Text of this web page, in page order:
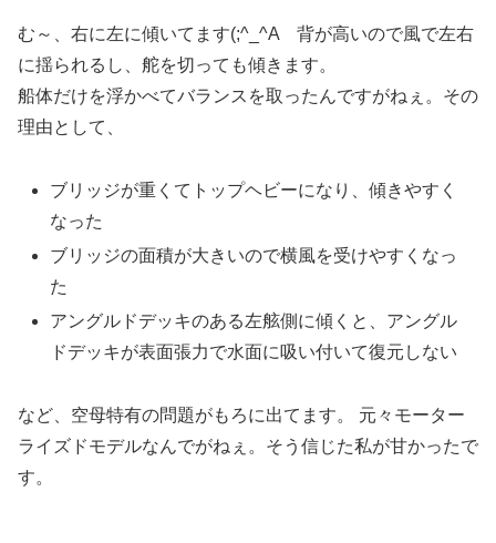
む～、右に左に傾いてます(;^_^A 背が高いので風で左右
に揺られるし、舵を切っても傾きます。
船体だけを浮かべてバランスを取ったんですがねぇ。その
理由として、
ブリッジが重くてトップヘビーになり、傾きやすく
なった
ブリッジの面積が大きいので横風を受けやすくなっ
た
アングルドデッキのある左舷側に傾くと、アングル
ドデッキが表面張力で水面に吸い付いて復元しない
など、空母特有の問題がもろに出てます。 元々モーター
ライズドモデルなんでがねぇ。そう信じた私が甘かったで
す。